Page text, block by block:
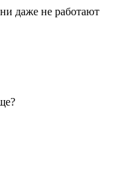
даже не работают